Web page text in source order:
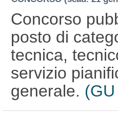
Concorso
posto di
tecnica,
servizio
generale.